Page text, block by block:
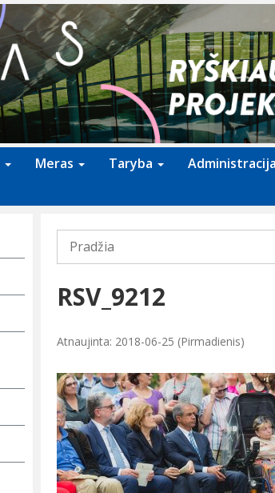
Meras Taryba Administracija
Pradžia
RSV_9212
Atnaujinta: 2018-06-25 (Pirmadienis)